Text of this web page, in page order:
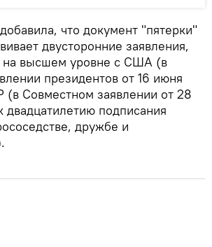
что документ "пятерки"
двусторонние заявления,
на высшем уровне с США (в
президентов от 16 июня
(в Совместном заявлении от 28
двадцатилетию подписания
дружбе и